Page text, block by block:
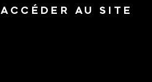
ACCÉDER AU SITE